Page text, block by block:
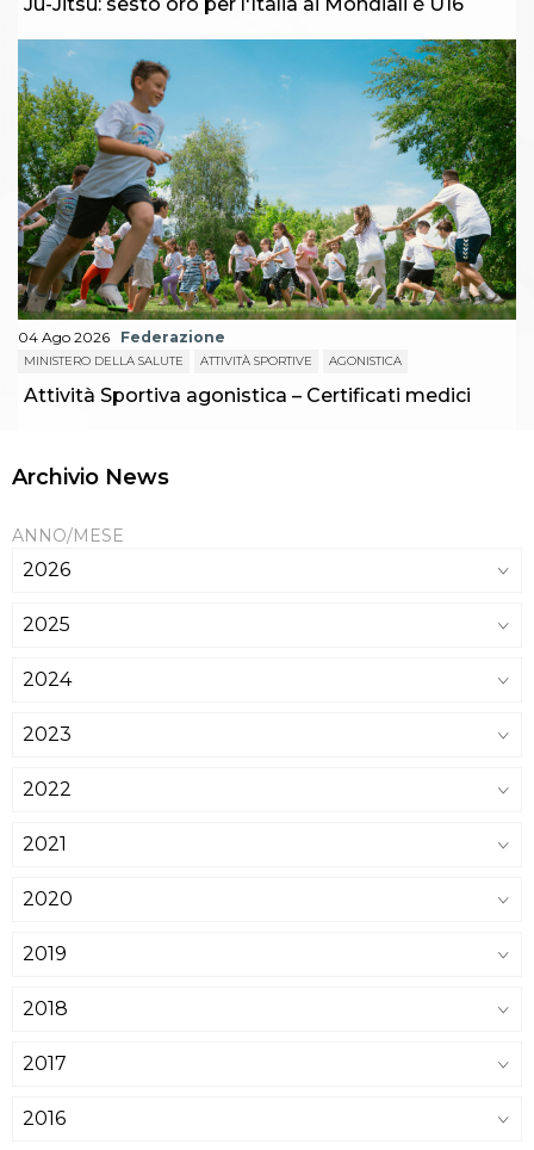
04 Ago 2026 Federazione
MINISTERO DELLA SALUTE ATTIVITÀ SPORTIVE AGONISTICA
Attività Sportiva agonistica – Certificati medici
Archivio News
ANNO/MESE
2026
2025
2024
2023
2022
2021
2020
2019
2018
2017
2016